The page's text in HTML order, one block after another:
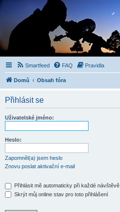
Smartfeed FAQ Pravidla
Domů Obsah fóra
Přihlásit se
Uživatelské jméno:
Heslo:
Zapomněl(a) jsem heslo
Znovu poslat aktivační e-mail
Přihlásit mě automaticky při každé návštěvě
Skrýt můj online stav pro toto přihlášení